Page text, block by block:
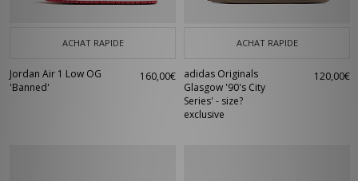
ACHAT RAPIDE
Jordan Air 1 Low OG
'Banned'
160,00€
ACHAT RAPIDE
adidas Originals
Glasgow '90's City
Series' - size?
exclusive
120,00€